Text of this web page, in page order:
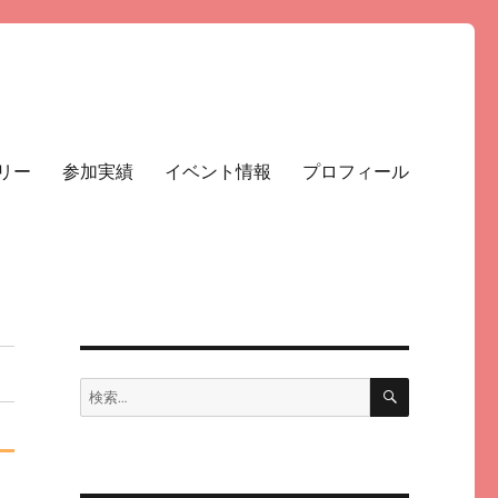
ー 参加実績 イベント情報 プロフィール
検
索:
検